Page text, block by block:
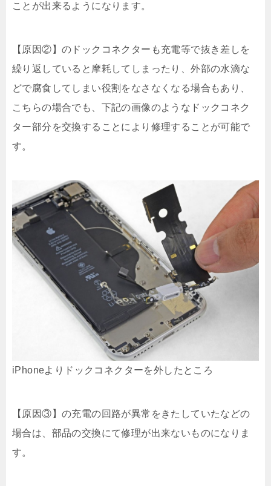
ことが出来るようになります。
【原因②】のドックコネクターも充電等で抜き差しを
繰り返していると摩耗してしまったり、外部の水滴な
どで腐食してしまい役割をなさなくなる場合もあり、
こちらの場合でも、下記の画像のようなドックコネク
ター部分を交換することにより修理することが可能で
す。
iPhoneよりドックコネクターを外したところ
【原因③】の充電の回路が異常をきたしていたなどの
場合は、部品の交換にて修理が出来ないものになりま
す。